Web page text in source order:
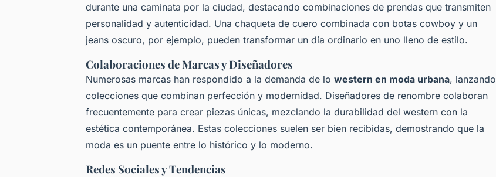
durante una caminata por la ciudad, destacando combinaciones de prendas que transmiten
personalidad y autenticidad. Una chaqueta de cuero combinada con botas cowboy y un
jeans oscuro, por ejemplo, pueden transformar un día ordinario en uno lleno de estilo.
Colaboraciones de Marcas y Diseñadores
Numerosas marcas han respondido a la demanda de lo western en moda urbana, lanzando
colecciones que combinan perfección y modernidad. Diseñadores de renombre colaboran
frecuentemente para crear piezas únicas, mezclando la durabilidad del western con la
estética contemporánea. Estas colecciones suelen ser bien recibidas, demostrando que la
moda es un puente entre lo histórico y lo moderno.
Redes Sociales y Tendencias